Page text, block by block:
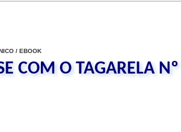
/ EBOOK
COM O TAGARELA